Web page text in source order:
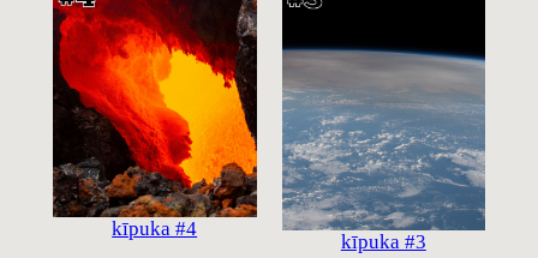
kīpuka #4
kīpuka #3